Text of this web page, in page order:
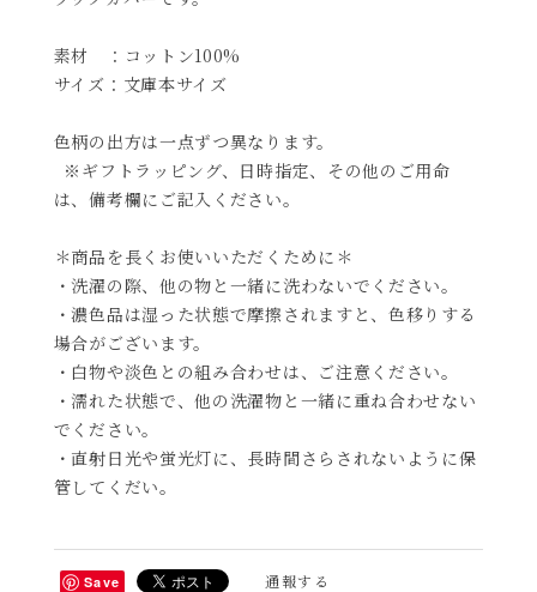
素材 ：コットン100%
サイズ：文庫本サイズ
色柄の出方は一点ずつ異なります。
※ギフトラッピング、日時指定、その他のご用命
は、備考欄にご記入ください。
＊商品を長くお使いいただくために＊
・洗濯の際、他の物と一緒に洗わないでください。
・濃色品は湿った状態で摩擦されますと、色移りする
場合がございます。
・白物や淡色との組み合わせは、ご注意ください。
・濡れた状態で、他の洗濯物と一緒に重ね合わせない
でください。
・直射日光や蛍光灯に、長時間さらされないように保
管してくだい。
Save 通報する